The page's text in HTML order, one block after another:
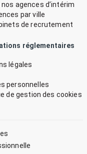
agences d’intérim
par ville
de recrutement
réglementaires
légales
personnelles
de gestion des cookies